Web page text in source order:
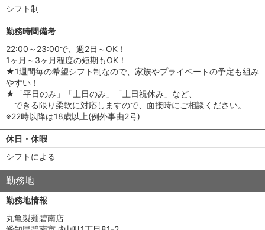
シフト制
勤務時間備考
22:00～23:00で、週2日～OK！
1ヶ月～3ヶ月程度の短期もOK！
★1週間毎の希望シフト制なので、家族やプライベートの予定も組み
やすい！
★「平日のみ」「土日のみ」「土日祝休み」など、
できる限り柔軟に対応しますので、面接時にご相談ください。
※22時以降は18歳以上(例外事由2号)
休日・休暇
シフトによる
勤務地
勤務地情報
丸亀製麺碧南店